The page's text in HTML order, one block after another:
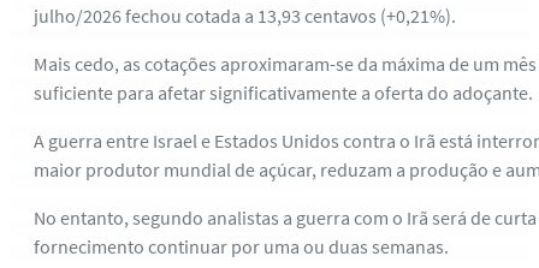
julho/2026 fechou cotada a 13,93 centavos (+0,21%).
Mais cedo, as cotações aproximaram-se da máxima de um
suficiente para afetar significativamente a oferta do adoçante.
A guerra entre Israel e Estados Unidos contra o Irã está
maior produtor mundial de açúcar, reduzam a produção e
No entanto, segundo analistas a guerra com o Irã será de
fornecimento continuar por uma ou duas semanas.